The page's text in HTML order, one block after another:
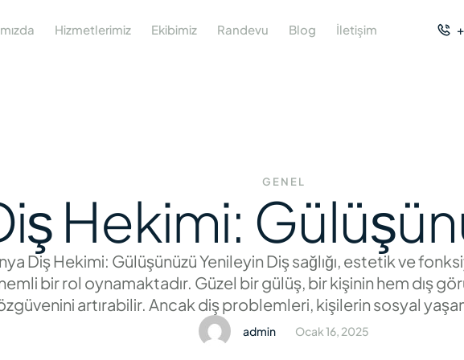
Hizmetlerimiz Ekibimiz Randevu Blog İletişim
GENEL
Hekimi:
Diş Hekimi: Gülüşünüzü Yenileyin Diş sağlığı, estetik ve
bir rol oynamaktadır. Güzel bir gülüş, bir kişinin hem dış
artırabilir. Ancak diş problemleri, kişilerin sosyal
olumsuz yönde etkileyebilir. Diş çürükleri, diş kayıpları,
diğer ağız sorunları, zamanında tedavi edilmezse daha
admin Ocak 16, 2025